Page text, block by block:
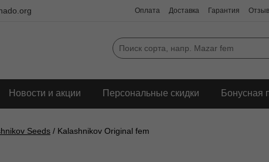
Оплата Доставка Гарантия
Новости и акции Персональные скидки Бонусная
Seeds / Kalashnikov Original fem